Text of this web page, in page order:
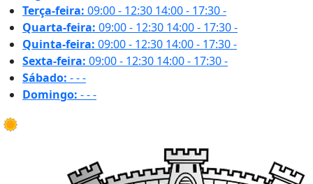
Terça-feira: 09:00 - 12:30 14:00 - 17:30-
Quarta-feira: 09:00 - 12:30 14:00 - 17:30-
Quinta-feira: 09:00 - 12:30 14:00 - 17:30-
Sexta-feira: 09:00 - 12:30 14:00 - 17:30-
Sábado: ---
Domingo: ---